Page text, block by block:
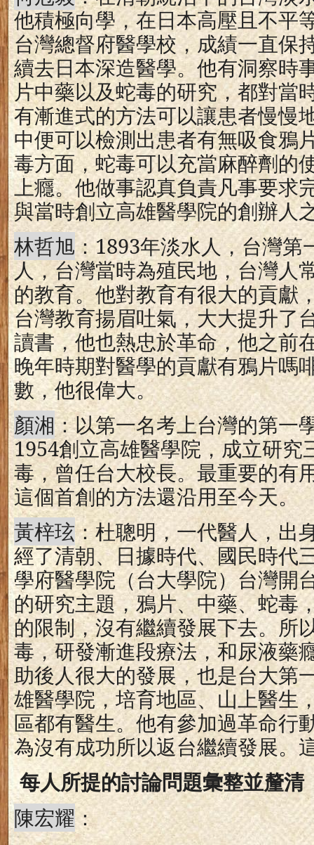
他積極向學，在日本高壓且不平
台灣總督府醫學校，成績一直保
續去日本深造醫學。他有洞察時
片中藥以及蛇毒的研究，都對當
有漸進式的方法可以讓患者慢慢
中便可以檢測出患者有無吸食鴉
毒方面，蛇毒可以充當麻醉劑的
上癮。他做事認真負責凡事要求
與當時創立高雄醫學院的創辦人
林哲旭：1893年淡水人，台灣第
人，台灣當時為殖民地，台灣人
的教育。他對教育有很大的貢獻
台灣教育揚眉吐氣，大大提升了
讀書，他也熱忠於革命，他之前
晚年時期對醫學的貢獻有鴉片嗎
數，他很偉大。
顏湘：以第一名考上台灣的第一
1954創立高雄醫學院，成立研究
毒，曾任台大校長。最重要的有
這個首創的方法還沿用至今天。
黃梓玹：杜聰明，一代醫人，出
經了清朝、日據時代、國民時代
學府醫學院（台大學院）台灣開
的研究主題，鴉片、中藥、蛇毒
的限制，沒有繼續發展下去。所
毒，研發漸進段療法，和尿液藥
助後人很大的發展，也是台大第
雄醫學院，培育地區、山上醫生
區都有醫生。他有參加過革命行
為沒有成功所以返台繼續發展。
每人所提的討論問題彙整並釐清
陳宏耀：